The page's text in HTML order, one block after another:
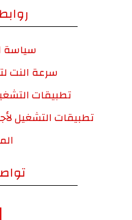
سياسة
سرعة النت
تطبيقات
تطبيقات التشغيل